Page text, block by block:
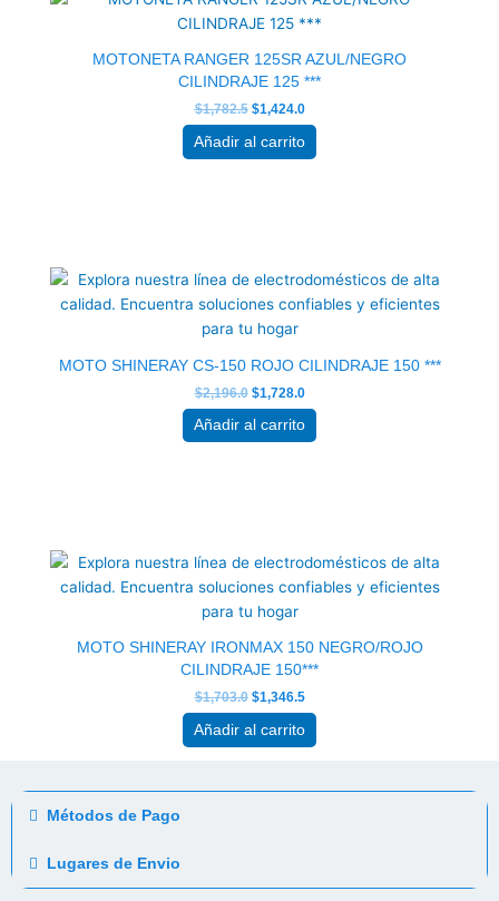
MOTONETA RANGER 125SR AZUL/NEGRO
CILINDRAJE 125 ***
$1,782.5
era:
$1,782.5.
$1,424.0
es:
$1,424.0.
Añadir al carrito
MOTO SHINERAY CS-150 ROJO CILINDRAJE 150 ***
$2,196.0
original
era:
$2,196.0.
$1,728.0
actual
es:
$1,728.0.
Añadir al carrito
MOTO SHINERAY IRONMAX 150 NEGRO/ROJO
CILINDRAJE 150***
$1,703.0
original
era:
$1,703.0.
$1,346.5
actual
es:
$1,346.5.
Añadir al carrito
Métodos de Pago
Lugares de Envio